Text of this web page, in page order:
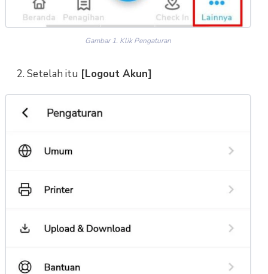
Gambar 1. Klik Pengaturan
2. Setelah itu [Logout Akun]